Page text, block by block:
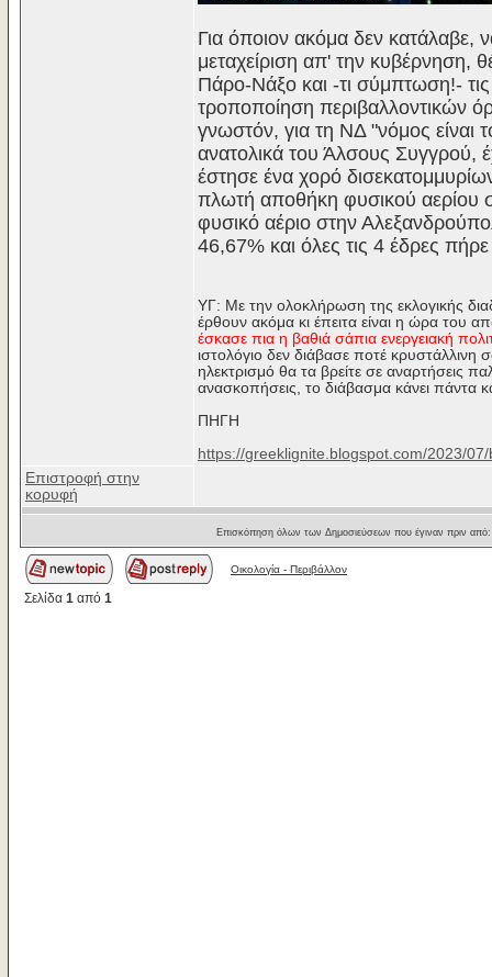
Για όποιον ακόμα δεν
μεταχείριση απ' την κυβέρνηση,
Πάρο-Νάξο και -τι σύμπτωση!-
τροποποίηση περιβαλλοντικών
γνωστόν, για τη ΝΔ "νόμος είναι
ανατολικά του Άλσους Συγγρού,
έστησε ένα χορό
πλωτή αποθήκη φυσικού αερίου
φυσικό αέριο στην
46,67% και όλες τις 4 έδρες
ΥΓ: Με την ολοκλήρωση της εκλογικής
έρθουν ακόμα κι έπειτα είναι η ώρα του
έσκασε πια η βαθιά σάπια ενεργειακή
ιστολόγιο δεν διάβασε ποτέ κρυστάλλινη
ηλεκτρισμό θα τα βρείτε σε αναρτήσεις
ανασκοπήσεις, το διάβασμα κάνει πάντα
ΠΗΓΗ
https://greeklignite.blogspot.com/2023/
Επιστροφή στην
κορυφή
Επισκόπηση όλων των Δημοσιεύσεων που έγιναν πριν
Οικολογία - Περιβάλλον
Σελίδα 1 από 1